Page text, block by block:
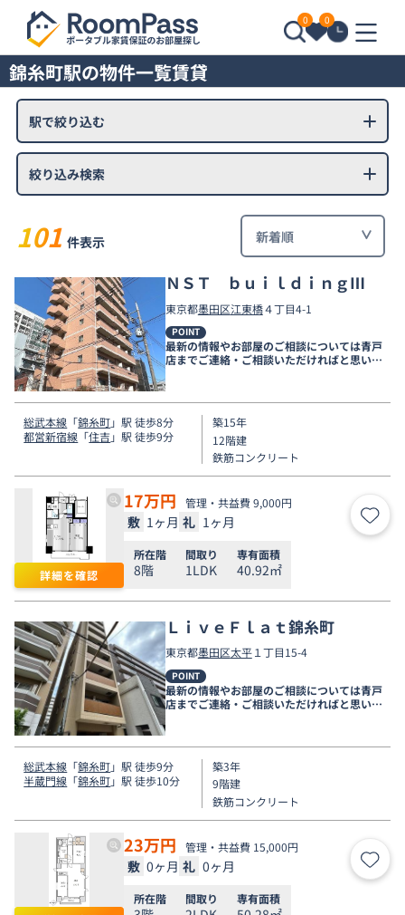
0 0
錦糸町駅の物件一覧賃貸
駅で絞り込む
絞り込み検索
101 件表示
ＮＳＴ ｂｕｉｌｄｉｎｇⅢ
東京都墨田区江東橋４丁目4-1
POINT
最新の情報やお部屋のご相談については青戸
店までご連絡・ご相談いただければと思いま
す。
総武本線 「錦糸町」駅 徒歩8分
都営新宿線 「住吉 」駅 徒歩9分
築15年
12階建
鉄筋コンクリート
詳細を確認
17万円 管理・共益費 9,000円
敷 1ヶ月 礼 1ヶ月 お気
所在階
8階
間取り
1LDK
専有面積
40.92㎡
ＬｉｖｅＦｌａｔ錦糸町
東京都墨田区太平１丁目15-4
POINT
最新の情報やお部屋のご相談については青戸
店までご連絡・ご相談いただければと思いま
総武本線 「錦糸町」駅 徒歩9分
半蔵門線 「錦糸町」駅 徒歩10分
築3年
9階建
鉄筋コンクリート
23万円 管理・共益費 15,000円
敷 0ヶ月 礼 0ヶ月 お気
所在階 間取り 専有面積